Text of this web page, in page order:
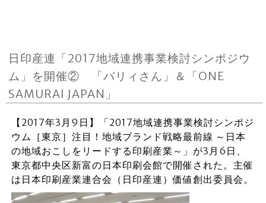
日印産連「2017地域連携事業検討シンポジウ
ム」を開催② 「バリィさん」＆「ONE
SAMURAI JAPAN」
【2017年3月9日】「2017地域連携事業検討シンポジ
ウム［東京］注目！地域ブランド戦略最前線 ～日本
の地域おこしをリードする印刷産業～」が3月6日、
東京都中央区新富の日本印刷会館で開催された。主催
は日本印刷産業連合会（日印産連）価値創出委員会。